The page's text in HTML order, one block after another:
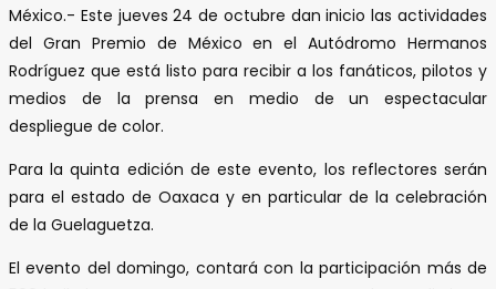
México.- Este jueves 24 de octubre dan inicio las actividades
del Gran Premio de México en el Autódromo Hermanos
Rodríguez que está listo para recibir a los fanáticos, pilotos y
medios de la prensa en medio de un espectacular
despliegue de color.
Para la quinta edición de este evento, los reflectores serán
para el estado de Oaxaca y en particular de la celebración
de la Guelaguetza.
El evento del domingo, contará con la participación más de